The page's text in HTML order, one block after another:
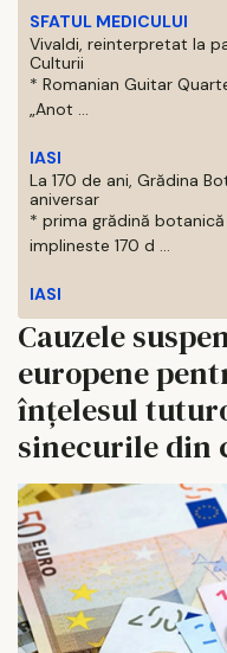
SFATUL MEDICULUI
Vivaldi, reinterpretat la
Culturii
* Romanian Guitar
„Anot ...
IASI
La 170 de ani, Grădina
aniversar
* prima grădină
implineste 170 d ...
IASI
Cauzele
europene
înțelesul
sinecurile din